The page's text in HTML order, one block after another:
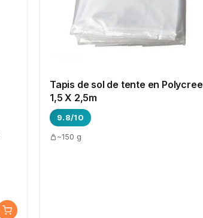
Tapis de sol de tente en Polycree
1,5 X 2,5m
9.8/10
~150 g